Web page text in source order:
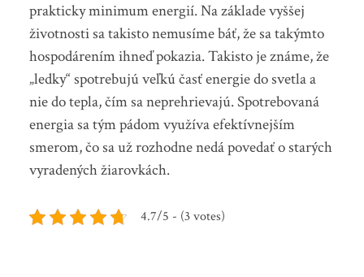
prakticky minimum energií. Na základe vyššej
životnosti sa takisto nemusíme báť, že sa takýmto
hospodárením ihneď pokazia. Takisto je známe, že
„ledky“ spotrebujú veľkú časť energie do svetla a
nie do tepla, čím sa neprehrievajú. Spotrebovaná
energia sa tým pádom využíva efektívnejším
smerom, čo sa už rozhodne nedá povedať o starých
vyradených žiarovkách.
4.7/5 - (3 votes)